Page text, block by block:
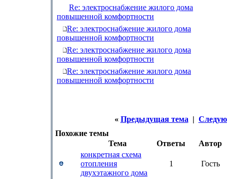
Re: электроснабжение жилого дома
повышенной комфортности
Re: электроснабжение жилого дома
повышенной комфортности
Re: электроснабжение жилого дома
повышенной комфортности
Re: электроснабжение жилого дома
повышенной комфортности
« Предыдущая тема |
Похожие темы
Тема
Ответы
Автор
конкретная схема
отопления
двухэтажного дома
1 Гость